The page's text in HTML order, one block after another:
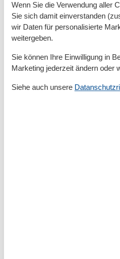
Grundeinrichtungen
Größe
Jahr renoviert
Serviceeinrichtungen
Backofen
Bad/WC
Balkon
Wenn Sie die Verwendung aller
Sie sich damit einverstanden
wir Daten für personalisierte
weitergeben.
Sie können Ihre Einwilligung in
Marketing jederzeit ändern oder
Siehe auch unsere